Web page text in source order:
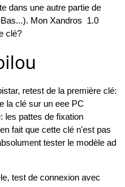
dans une autre partie de
Mon Xandros 1.0
clé?
retest de la première clé:
la clé sur un eee PC
les pattes de fixation
fait que cette clé n'est pas
tester le modèle ad
test de connexion avec